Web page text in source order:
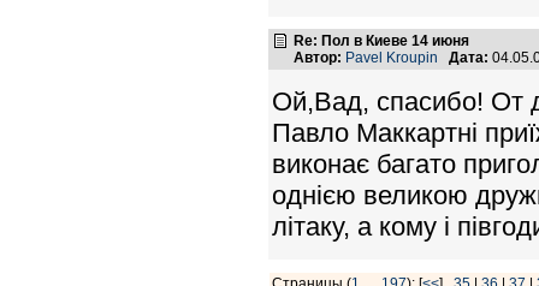
Re: Пол в Киеве 14 июня
Автор: Pavel Kroupin Дата:
Ой,Вад, спасибо! От
Павло Маккартні
виконає багато
однією великою
літаку, а кому і